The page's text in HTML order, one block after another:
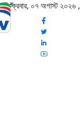
, শুক্রবার, ০৭ অগাস্ট ২০২৬ ,